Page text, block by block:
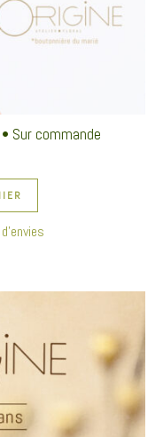
Sur commande